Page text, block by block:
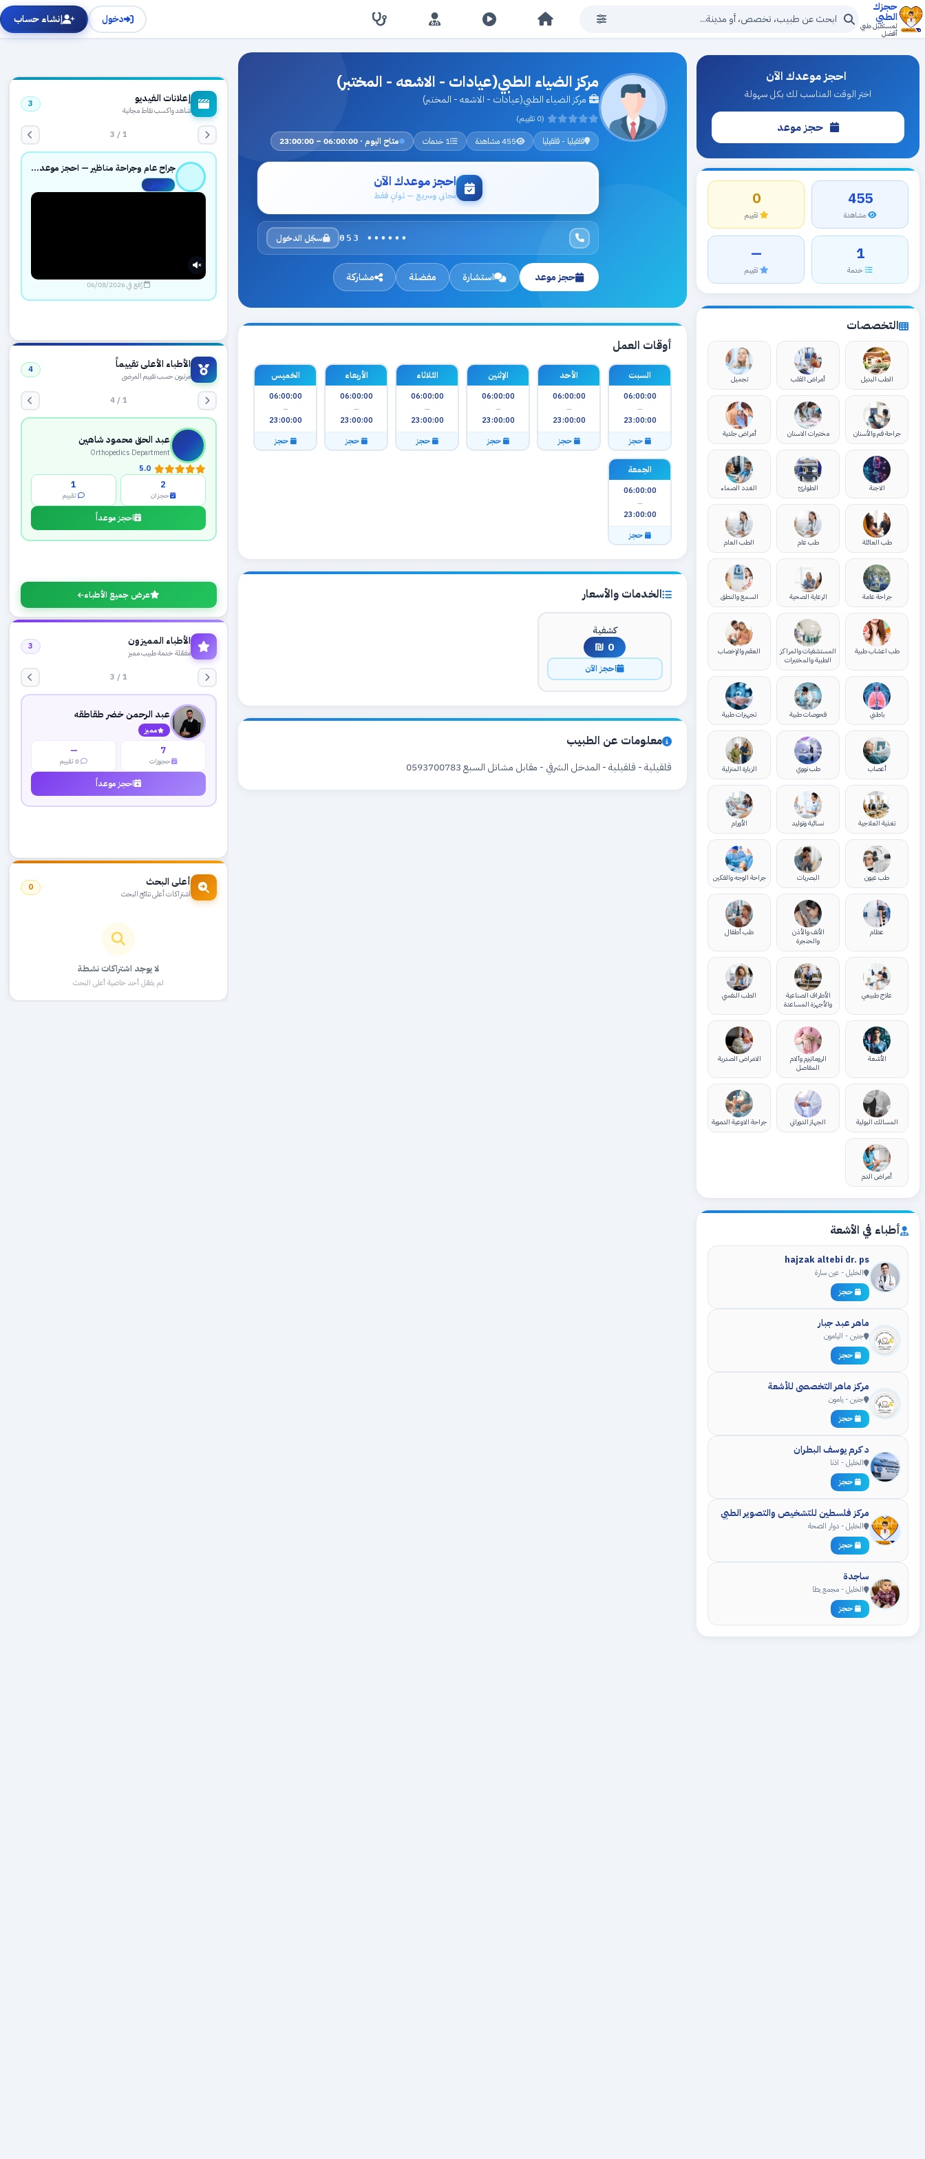
حجزك
الطبي
لمستقبل طبي
أفضل
دخول إنشاء حساب
احجز موعدك الآن
اختر الوقت المناسب لك بكل سهولة
حجز موعد
455
مشاهدة
0
تقييم
1
خدمة
—
تقييم
التخصصات
الطب البديل أمراض القلب تجميل
جراحة فم والأسنان مختبرات الاسنان أمراض جلدية
الاجنة الطوارئ الغدد الصماء
طب العائلة طب عام الطب العام
جراحة عامة الرعاية الصحية السمع والنطق
طب اعشاب طبية
المستشفيات والمراكز
الطبية والمختبرات
العقم والإخصاب
باطني فحوصات طبية تجهيزات طبية
أعصاب طب نووي الزيارة المنزلية
تغذية العلاجية نسائية وتوليد الأورام
طب عيون البصريات جراحة الوجه والفكين
عظام
الأنف والأذن
والحنجرة
طب أطفال
علاج طبيعي
الأطراف الصناعية
والأجهزة المساعدة
الطب النفسي
الأشعة
الروماتيزم وآلام
المفاصل
الامراض الصدرية
المسالك البولية الجهاز الدوراني جراحة الاوعية الدموية
أمراض الدم
أطباء في الأشعة
hajzak altebi dr. ps
الخليل - عين سارة
حجز
ماهر عبد جبار
جنين - اليامون
حجز
مركز ماهر التخصصي للأشعة
جنين - يامون
حجز
د كرم يوسف البطران
الخليل - اذنا
حجز
مركز فلسطين للتشخيص والتصوير الطبي
الخليل - دوار الصحة
حجز
ساجدة
الخليل - مجمع يطا
حجز
مركز الضياء الطبي(عيادات - الاشعه - المختبر)
مركز الضياء الطبي(عيادات - الاشعه - المختبر)
(0 تقييم)
قلقيليا - قلقيليا
455 مشاهدة 1 خدمات متاح اليوم · 06:00:00 – 23:00:00
احجز موعدك الآن
مجاني وسريع — ثوانٍ فقط
053 •••••• سجّل الدخول
حجز موعد استشارة مفضلة مشاركة
أوقات العمل
السبت
06:00:00
—
23:00:00
حجز
الأحد
06:00:00
—
23:00:00
حجز
الإثنين
06:00:00
—
23:00:00
حجز
الثلاثاء
06:00:00
—
23:00:00
حجز
الأربعاء
06:00:00
—
23:00:00
حجز
الخميس
06:00:00
—
23:00:00
حجز
الجمعة
06:00:00
—
23:00:00
حجز
الخدمات والأسعار
كشفية
0 ₪
احجز الآن
معلومات عن الطبيب
قلقيلية - قلقيلية - المدخل الشرقي - مقابل مشاتل السبع 0593700783
إعلانات الفيديو
شاهد واكسب نقاط مجانية
3
1 / 3
جراح عام وجراحة مناظير — احجز موعدك بثقة عبر حجزك الطبي
مفعّل
رُفع في 06/08/2026
الأطباء الأعلى تقييماً
مرتبون حسب تقييم المرضى
4
1 / 4
عبد الحق محمود شاهين
Orthopedics Department
5.0
2
حجزان
1
تقييم
احجز موعداً
عرض جميع الأطباء
الأطباء المميزون
مفعّلة خدمة طبيب مميز
3
1 / 3
عبد الرحمن خضر طقاطقه
مميز
7
حجوزات
—
احجز موعداً
أعلى البحث
اشتراكات أعلى نتائج البحث
0
لا يوجد اشتراكات نشطة
لم يفعّل أحد خاصية أعلى البحث